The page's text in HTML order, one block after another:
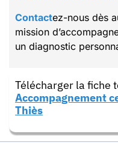
Contactez-nous dès
mission
un diagnostic
Télécharger la fiche
Accompagnement
Thiès